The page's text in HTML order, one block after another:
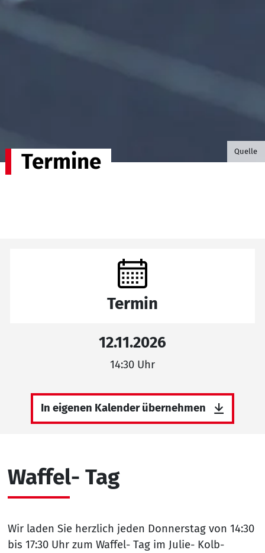
©B.G.
Quelle
Termine
Waffel- Tag
Wir laden Sie herzlich jeden Donnerstag von 14:30
bis 17:30 Uhr zum Waffel- Tag im Julie- Kolb-
Termin
12.11.2026
14:30 Uhr
In eigenen Kalender übernehmen